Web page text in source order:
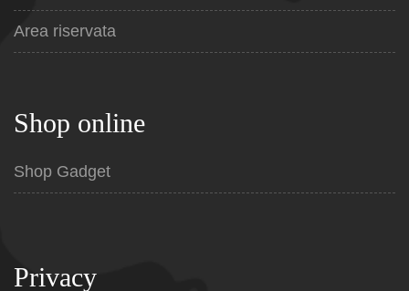
Area riservata
Shop online
Shop Gadget
Privacy